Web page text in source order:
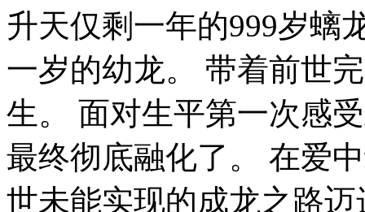
升天仅剩一年的999岁螭
一岁的幼龙。 带着前世
生。 面对生平第一次感
最终彻底融化了。 在爱
世未能实现的成龙之路